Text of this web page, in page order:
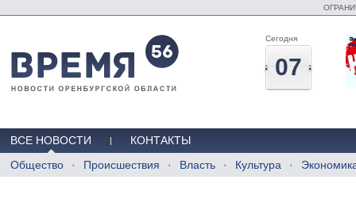
Сегодня
07
ВСЕ НОВОСТИ
КОНТАКТЫ
Общество
Происшествия Власть Культура